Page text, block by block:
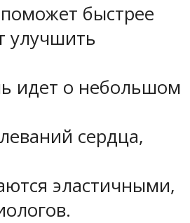
быстрее
улучшить
идет о небольшом
сердца,
эластичными,